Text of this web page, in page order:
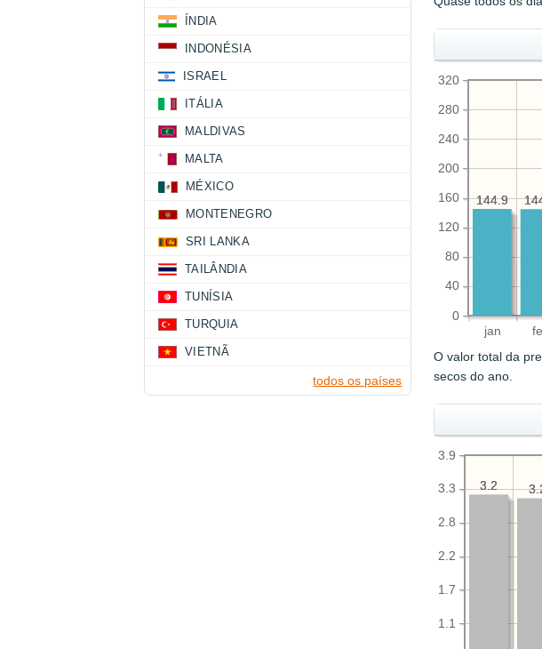
jan
0
40
80
120
160
200
240
280
320
144.9
144.9
O valor total da
secos do ano.
1.1
1.7
2.2
2.8
3.3
3.9
3.2
3.2
ÍNDIA
INDONÉSIA
ISRAEL
ITÁLIA
MALDIVAS
MALTA
MÉXICO
MONTENEGRO
SRI LANKA
TAILÂNDIA
TUNÍSIA
TURQUIA
VIETNÃ
todos os países